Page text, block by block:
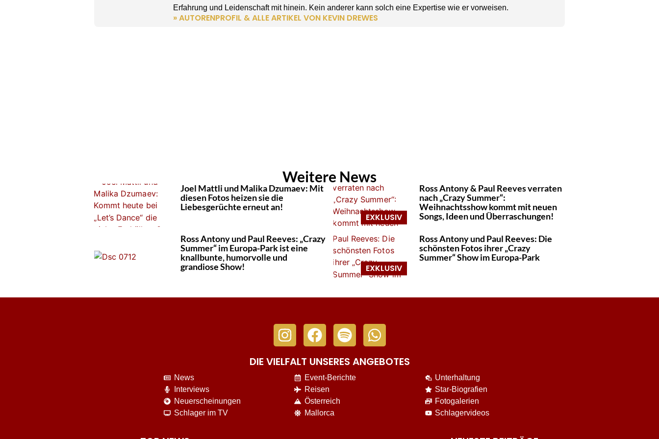
Erfahrung und Leidenschaft mit hinein. Kein anderer kann solch eine Expertise wie er vorweisen.
» AUTORENPROFIL & ALLE ARTIKEL VON KEVIN DREWES
Weitere News
Joel Mattli und Malika Dzumaev: Mit
diesen Fotos heizen sie die
Liebesgerüchte erneut an!
Ross Antony & Paul Reeves verraten
nach „Crazy Summer“:
Weihnachtsshow kommt mit neuen
Songs, Ideen und Überraschungen!
Ross Antony und Paul Reeves: „Crazy
Summer“ im Europa-Park ist eine
knallbunte, humorvolle und
grandiose Show!
Ross Antony und Paul Reeves: Die
schönsten Fotos ihrer „Crazy
Summer“ Show im Europa-Park
DIE VIELFALT UNSERES ANGEBOTES
News
Interviews
Neuerscheinungen
Schlager im TV
Event-Berichte
Reisen
Österreich
Mallorca
Unterhaltung
Star-Biografien
Fotogalerien
Schlagervideos